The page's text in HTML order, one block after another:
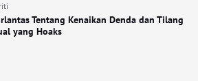
Tentang Kenaikan Denda dan Tilang
yang Hoaks